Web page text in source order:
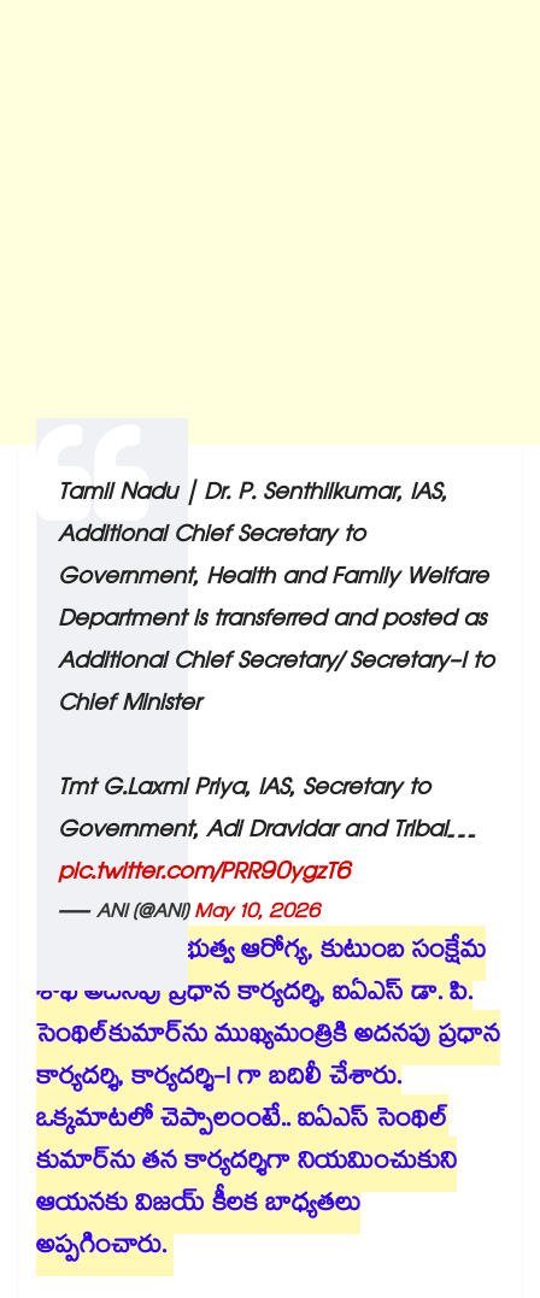
Tamil Nadu | Dr. P. Senthilkumar, IAS,
Additional Chief Secretary to
Government, Health and Family Welfare
Department is transferred and posted as
Additional Chief Secretary/ Secretary-I to
Chief Minister
Tmt G.Laxmi Priya, IAS, Secretary to
Government, Adi Dravidar and Tribal…
pic.twitter.com/PRR90ygzT6
— ANI (@ANI)May 10, 2026
తమిళనాడు ప్రభుత్వ ఆరోగ్య, కుటుంబ సంక్షేమ
శాఖ అదనపు ప్రధాన కార్యదర్శి, ఐఏఎస్⁫ డా. పి.
సెంథిల్‌కుమార్⁭ను ముఖ్యమంత్రికి అదనపు ప్రధాన
కార్యదర్శి, కార్యదర్శి-I గా బదిలీ చేశారు.
ఒక్కమాటలో చెప్పాలంంటే.. ఐఏఎస్ సెంథిల్
కుమార్⁪ను తన కార్యదర్శిగా నియమించుకుని
ఆయనకు విజయ్ కీలక బాధ్యతలు
అప్పగించారు.